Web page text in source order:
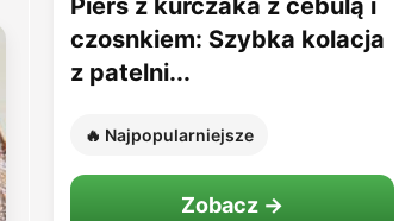
Pierś z kurczaka z cebulą i
czosnkiem: Szybka kolacja
z patelni...
🔥 Najpopularniejsze
Zobacz →